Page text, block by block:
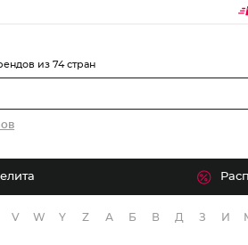
из 74 стран
V W Y Z А Б В Д З И